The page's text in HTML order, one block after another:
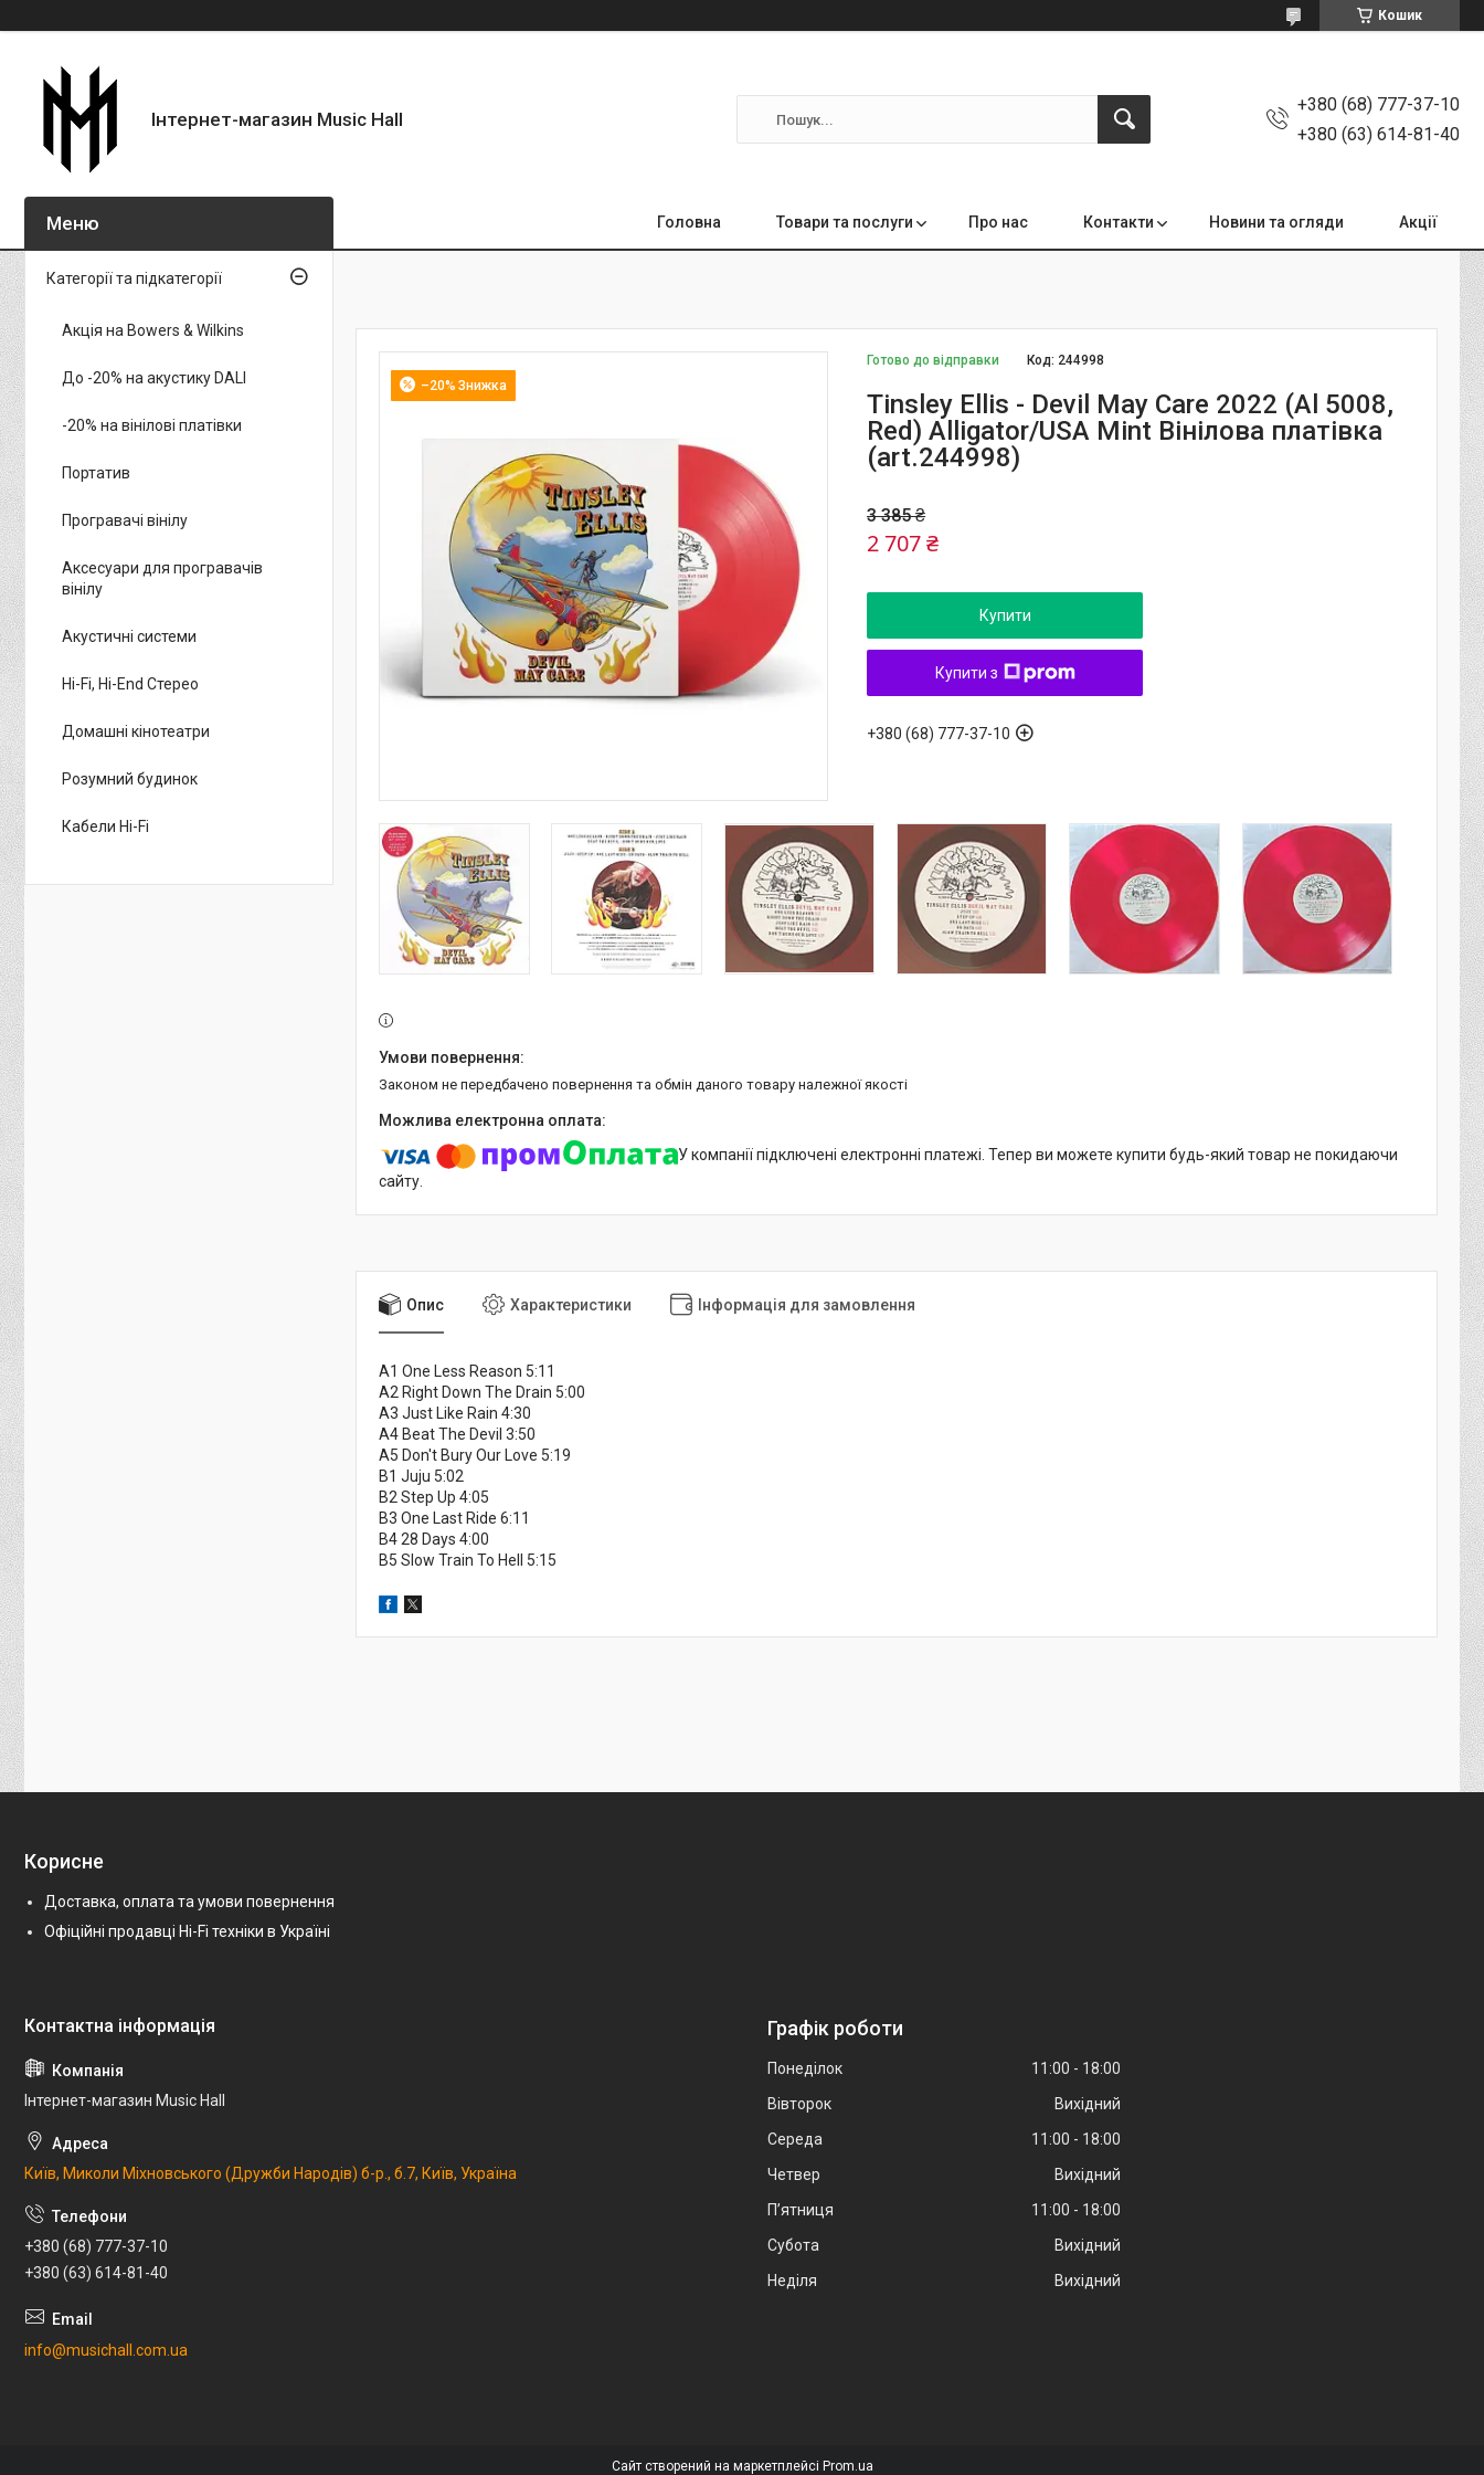
Кошик
Інтернет-магазин Music Hall
+380 (68) 777-37-10
+380 (63) 614-81-40
Головна Товари та послуги Про нас Контакти Новини та огляди Акції
–20%
Готово до відправки Код: 244998
Tinsley Ellis - Devil May Care 2022 (Al 5008,
Red) Alligator/USA Mint Вінілова платівка
(art.244998)
3 385 ₴
2 707 ₴
Купити
Купити з
+380 (68) 777-37-10
Законом не передбачено повернення та обмін даного товару належної якості
У компанії підключені електронні платежі. Тепер ви можете купити будь-який товар не покидаючи
сайту.
Опис Характеристики Інформація для замовлення
A1 One Less Reason 5:11
A2 Right Down The Drain 5:00
A3 Just Like Rain 4:30
A4 Beat The Devil 3:50
A5 Don't Bury Our Love 5:19
B1 Juju 5:02
B2 Step Up 4:05
B3 One Last Ride 6:11
B4 28 Days 4:00
B5 Slow Train To Hell 5:15
Категорії та підкатегорії
Акція на Bowers & Wilkins
До -20% на акустику DALI
-20% на вінілові платівки
Портатив
Програвачі вінілу
Аксесуари для програвачів
вінілу
Акустичні системи
Hi-Fi, Hi-End Стерео
Домашні кінотеатри
Розумний будинок
Кабели Hi-Fi
Корисне
Доставка, оплата та умови повернення
Офіційні продавці Hi-Fi техніки в Україні
Інтернет-магазин Music Hall
Київ, Миколи Міхновського (Дружби Народів) б-р., б.7, Київ, Україна
+380 (68) 777-37-10
+380 (63) 614-81-40
info@musichall.com.ua
Графік роботи
Понеділок 11:00
18:00
Вівторок
Вихідний
Середа
11:00
18:00
Четвер
Вихідний
Пʼятниця
11:00
18:00
Субота
Вихідний
Неділя
Вихідний
Сайт створений на маркетплейсі Prom.ua